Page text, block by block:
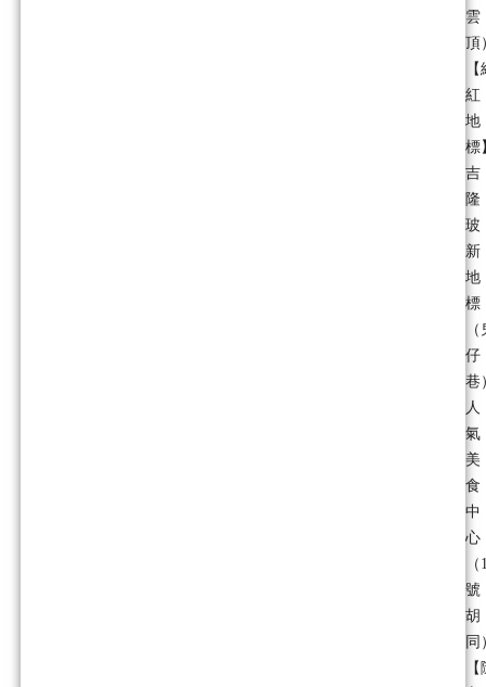
雲
頂
紅
地
標
吉
隆
玻
新
地
標
仔
巷
人
氣
美
食
中
心
號
胡
同